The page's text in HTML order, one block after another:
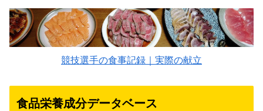
競技選手の食事記録｜実際の献立
食品栄養成分データベース